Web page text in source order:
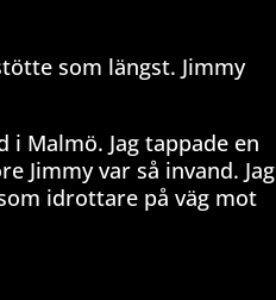
som längst. Jimmy
Malmö. Jag tappade en
Jimmy var så invand. Jag
idrottare på väg mot